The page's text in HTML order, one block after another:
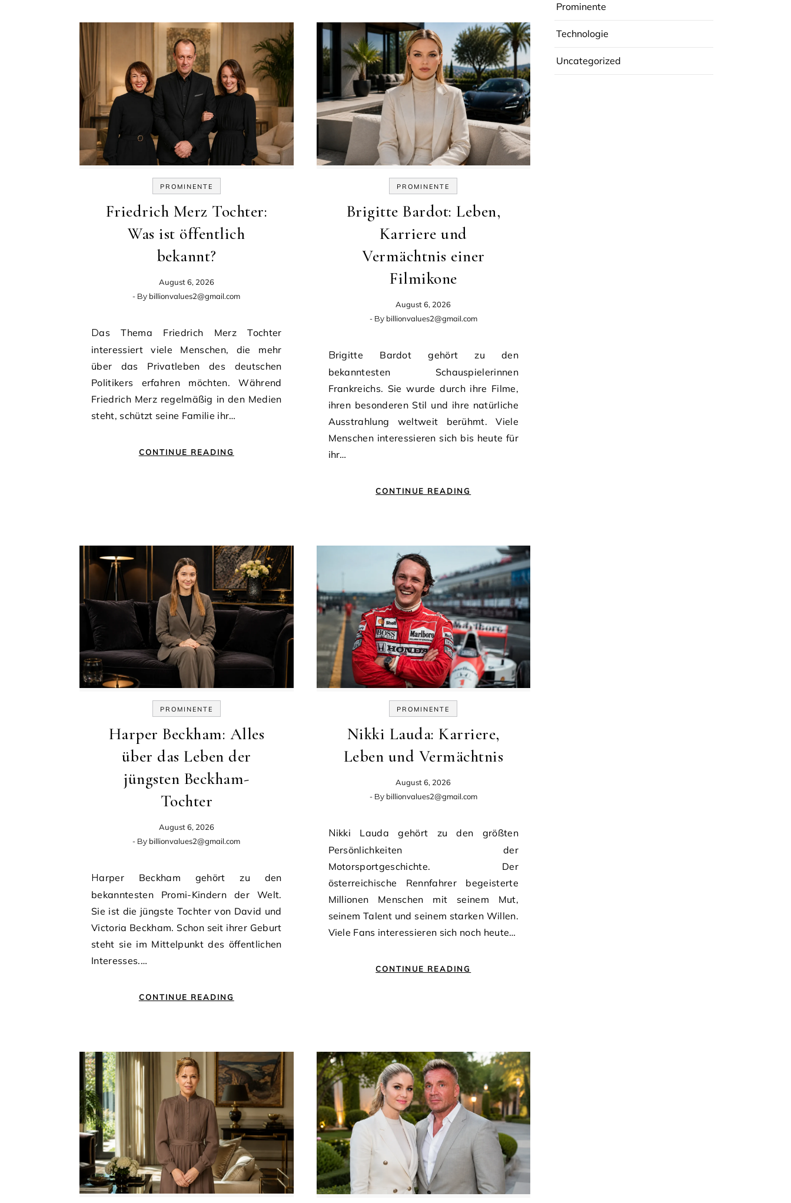
PROMINENTE
Friedrich Merz Tochter:
Was ist öffentlich
bekannt?
August 6, 2026
- By billionvalues2@gmail.com
Das Thema Friedrich Merz Tochter
interessiert viele Menschen, die mehr
über das Privatleben des deutschen
Politikers erfahren möchten. Während
Friedrich Merz regelmäßig in den Medien
steht, schützt seine Familie ihr…
CONTINUE READING
PROMINENTE
Brigitte Bardot: Leben,
Karriere und
Vermächtnis einer
Filmikone
August 6, 2026
- By billionvalues2@gmail.com
Brigitte Bardot gehört zu den
bekanntesten Schauspielerinnen
Frankreichs. Sie wurde durch ihre Filme,
ihren besonderen Stil und ihre natürliche
Ausstrahlung weltweit berühmt. Viele
Menschen interessieren sich bis heute für
ihr…
CONTINUE READING
PROMINENTE
Harper Beckham: Alles
über das Leben der
jüngsten Beckham-
Tochter
August 6, 2026
- By billionvalues2@gmail.com
Harper Beckham gehört zu den
bekanntesten Promi-Kindern der Welt.
Sie ist die jüngste Tochter von David und
Victoria Beckham. Schon seit ihrer Geburt
steht sie im Mittelpunkt des öffentlichen
Interesses.…
CONTINUE READING
PROMINENTE
Nikki Lauda: Karriere,
Leben und Vermächtnis
August 6, 2026
- By billionvalues2@gmail.com
Nikki Lauda gehört zu den größten
Persönlichkeiten der
Motorsportgeschichte. Der
österreichische Rennfahrer begeisterte
Millionen Menschen mit seinem Mut,
seinem Talent und seinem starken Willen.
Viele Fans interessieren sich noch heute…
CONTINUE READING
Prominente
Technologie
Uncategorized